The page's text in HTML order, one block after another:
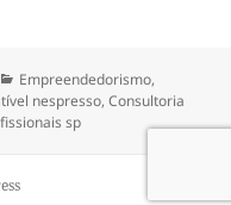
Categorias
Empreendedorismo,
nespresso,Consultoria
sp